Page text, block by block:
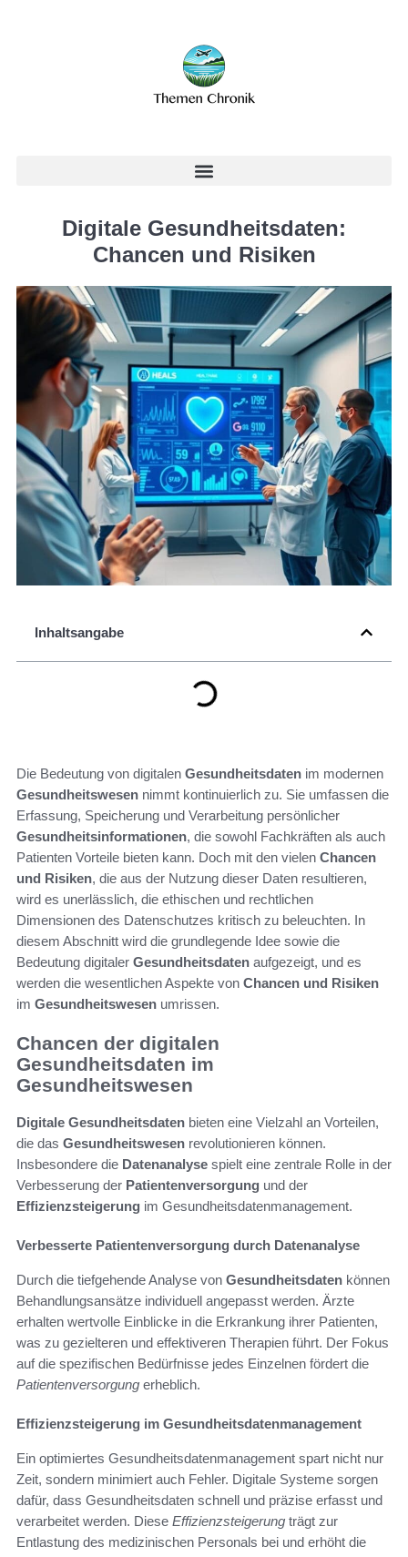
Digitale Gesundheitsdaten:
Chancen und Risiken
Inhaltsangabe
Die Bedeutung von digitalen Gesundheitsdaten im modernen
Gesundheitswesen nimmt kontinuierlich zu. Sie umfassen die
Erfassung, Speicherung und Verarbeitung persönlicher
Gesundheitsinformationen, die sowohl Fachkräften als auch
Patienten Vorteile bieten kann. Doch mit den vielen Chancen
und Risiken, die aus der Nutzung dieser Daten resultieren,
wird es unerlässlich, die ethischen und rechtlichen
Dimensionen des Datenschutzes kritisch zu beleuchten. In
diesem Abschnitt wird die grundlegende Idee sowie die
Bedeutung digitaler Gesundheitsdaten aufgezeigt, und es
werden die wesentlichen Aspekte von Chancen und Risiken
im Gesundheitswesen umrissen.
Chancen der digitalen
Gesundheitsdaten im
Gesundheitswesen
Digitale Gesundheitsdaten bieten eine Vielzahl an Vorteilen,
die das Gesundheitswesen revolutionieren können.
Insbesondere die Datenanalyse spielt eine zentrale Rolle in der
Verbesserung der Patientenversorgung und der
Effizienzsteigerung im Gesundheitsdatenmanagement.
Verbesserte Patientenversorgung durch Datenanalyse
Durch die tiefgehende Analyse von Gesundheitsdaten können
Behandlungsansätze individuell angepasst werden. Ärzte
erhalten wertvolle Einblicke in die Erkrankung ihrer Patienten,
was zu gezielteren und effektiveren Therapien führt. Der Fokus
auf die spezifischen Bedürfnisse jedes Einzelnen fördert die
Patientenversorgung erheblich.
Effizienzsteigerung im Gesundheitsdatenmanagement
Ein optimiertes Gesundheitsdatenmanagement spart nicht nur
Zeit, sondern minimiert auch Fehler. Digitale Systeme sorgen
dafür, dass Gesundheitsdaten schnell und präzise erfasst und
verarbeitet werden. Diese Effizienzsteigerung trägt zur
Entlastung des medizinischen Personals bei und erhöht die